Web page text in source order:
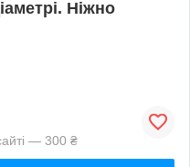
Ніжно
— 300 ₴